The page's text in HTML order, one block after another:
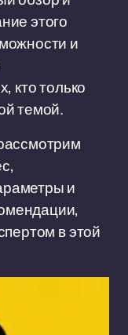
этого
и
кто только
темой.
и
в этой